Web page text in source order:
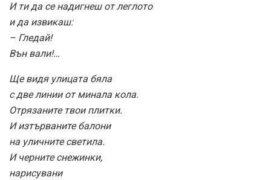
И ти да се надигнеш от леглото
и да извикаш:
– Гледай!
Вън вали!…
Ще видя улицата бяла
с две линии от минала кола.
Отрязаните твои плитки.
И изтърваните балони
на уличните светила.
И черните снежинки,
нарисувани